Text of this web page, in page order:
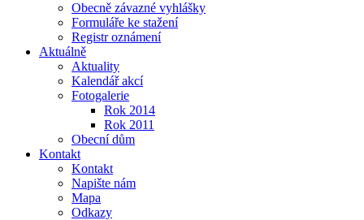
Obecně závazné vyhlášky
Formuláře ke stažení
Registr oznámení
Aktuálně
Aktuality
Kalendář akcí
Fotogalerie
Rok 2014
Rok 2011
Obecní dům
Kontakt
Kontakt
Napište nám
Mapa
Odkazy